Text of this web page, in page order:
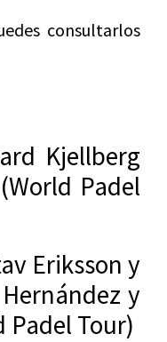
consultarlos
Kjellberg
Padel
Eriksson y
y
Padel Tour)